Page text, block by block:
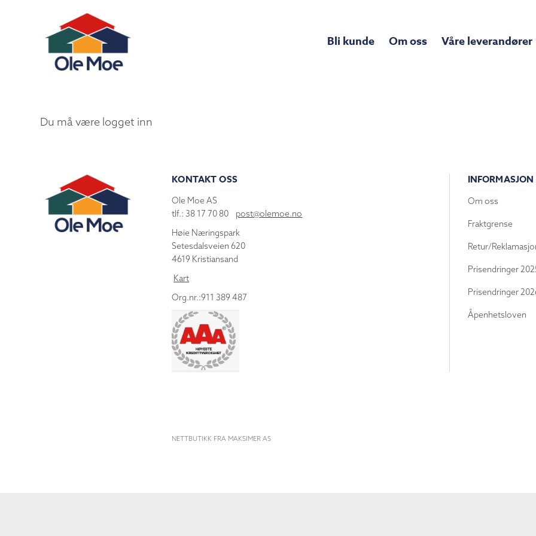
Bli kunde Om oss Våre leverandører
Du må være logget inn
KONTAKT OSS
Ole Moe AS
tlf.: 38 17 70 80 post@olemoe.no
Høie Næringspark
Setesdalsveien 620
4619 Kristiansand
Kart
Org.nr.:911 389 487
INFORMASJON
Om oss
Fraktgrense
Retur/
Prisendringer
Prisendringer
Åpenhetsloven
NETTBUTIKK FRA MAKSIMER AS